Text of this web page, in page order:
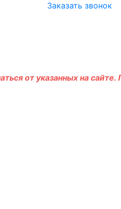
Заказать звонок
от указанных на сайте.